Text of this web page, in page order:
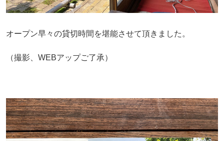
オープン早々の貸切時間を堪能させて頂きました。
（撮影、WEBアップご了承）